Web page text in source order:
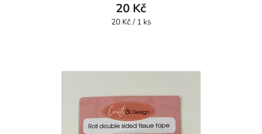
20 Kč
Měrná
20 Kč / 1 ks